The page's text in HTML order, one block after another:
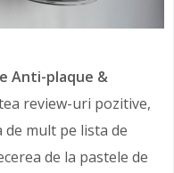
Anti-plaque &
review-uri pozitive,
de mult pe lista de
de la pastele de